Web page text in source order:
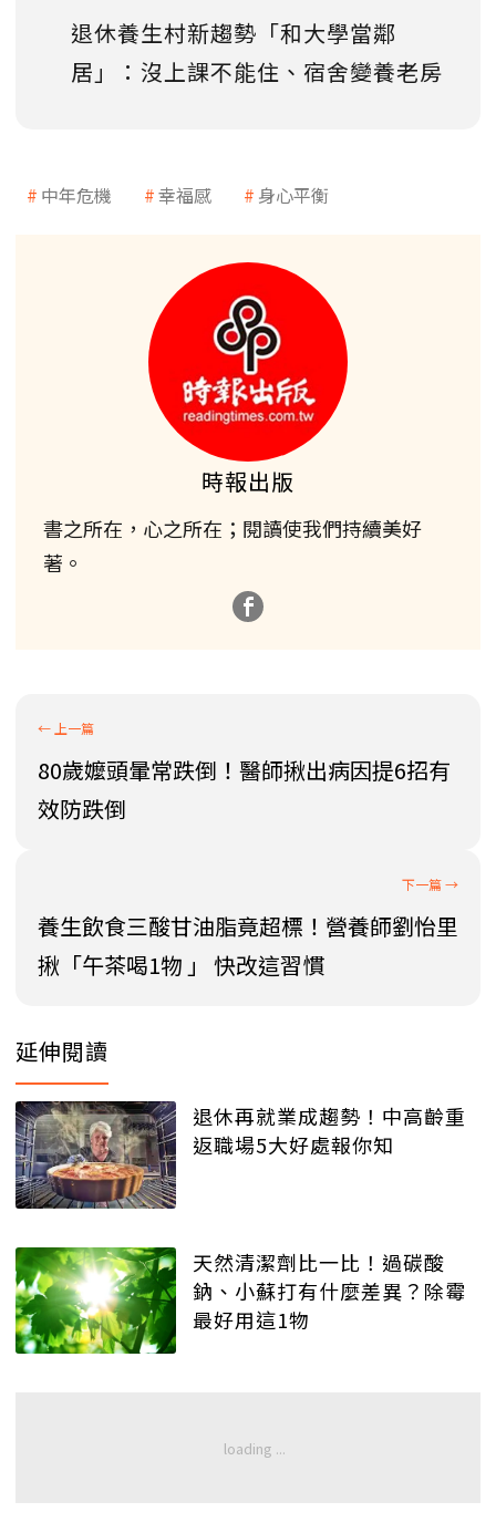
退休養生村新趨勢「和大學當鄰
居」：沒上課不能住、宿舍變養老房
中年危機 幸福感 身心平衡
時報出版
書之所在，心之所在；閱讀使我們持續美好
著。
80歲嬤頭暈常跌倒！醫師揪出病因提6招有
效防跌倒
養生飲食三酸甘油脂竟超標！營養師劉怡里
揪「午茶喝1物 」 快改這習慣
延伸閱讀
退休再就業成趨勢！中高齡重
返職場5大好處報你知
天然清潔劑比一比！過碳酸
鈉、小蘇打有什麼差異？除霉
最好用這1物